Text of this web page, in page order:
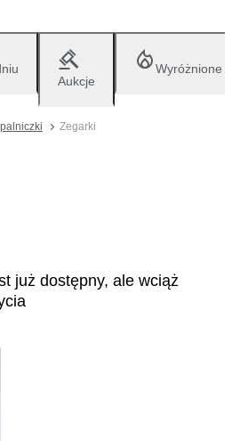
Aukcje
Wyróżnione
Zegarki
już dostępny, ale wciąż